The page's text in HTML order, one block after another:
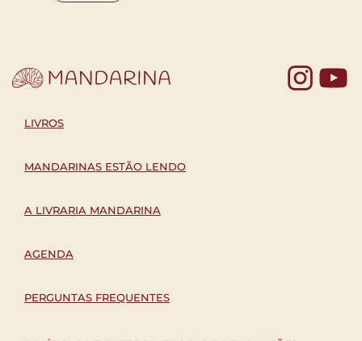
LIVROS
MANDARINAS ESTÃO LENDO
A LIVRARIA MANDARINA
AGENDA
PERGUNTAS FREQUENTES